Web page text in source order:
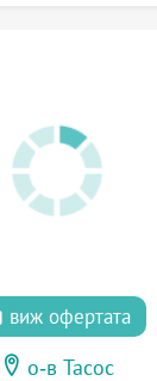
виж офертата
о-в Тасос